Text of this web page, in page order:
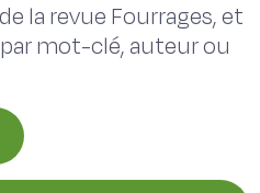
la revue Fourrages, et
mot-clé, auteur ou